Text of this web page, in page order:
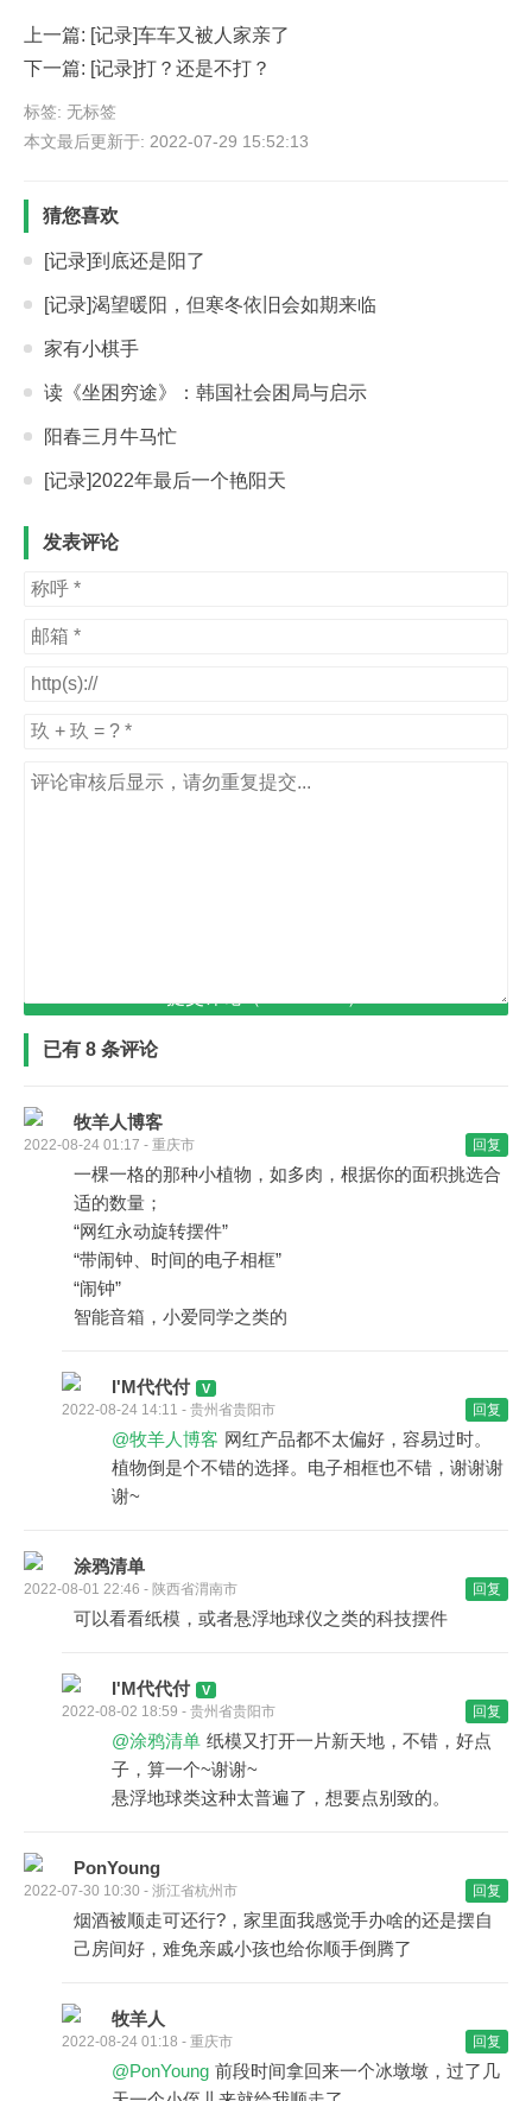
上一篇: [记录]车车又被人家亲了
下一篇: [记录]打？还是不打？
标签: 无标签
本文最后更新于: 2022-07-29 15:52:13
猜您喜欢
[记录]到底还是阳了
[记录]渴望暖阳，但寒冬依旧会如期来临
家有小棋手
读《坐困穷途》：韩国社会困局与启示
阳春三月牛马忙
[记录]2022年最后一个艳阳天
发表评论
已有 8 条评论
牧羊人博客
2022-08-24 01:17 - 重庆市 回复
一棵一格的那种小植物，如多肉，根据你的面积挑选合
适的数量；
“网红永动旋转摆件”
“带闹钟、时间的电子相框”
“闹钟”
智能音箱，小爱同学之类的
I'M代代付
2022-08-24 14:11 - 贵州省贵阳市 回复
@牧羊人博客 网红产品都不太偏好，容易过时。
植物倒是个不错的选择。电子相框也不错，谢谢谢
谢~
涂鸦清单
2022-08-01 22:46 - 陕西省渭南市 回复
可以看看纸模，或者悬浮地球仪之类的科技摆件
I'M代代付
2022-08-02 18:59 - 贵州省贵阳市 回复
@涂鸦清单 纸模又打开一片新天地，不错，好点
子，算一个~谢谢~
悬浮地球类这种太普遍了，想要点别致的。
PonYoung
2022-07-30 10:30 - 浙江省杭州市 回复
烟酒被顺走可还行?，家里面我感觉手办啥的还是摆自
己房间好，难免亲戚小孩也给你顺手倒腾了
牧羊人
2022-08-24 01:18 - 重庆市 回复
@PonYoung 前段时间拿回来一个冰墩墩，过了几